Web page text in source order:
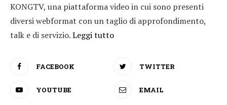
KONGTV, una piattaforma video in cui sono presenti
diversi webformat con un taglio di approfondimento,
talk e di servizio.Leggi tutto
FACEBOOK TWITTER
YOUTUBE EMAIL